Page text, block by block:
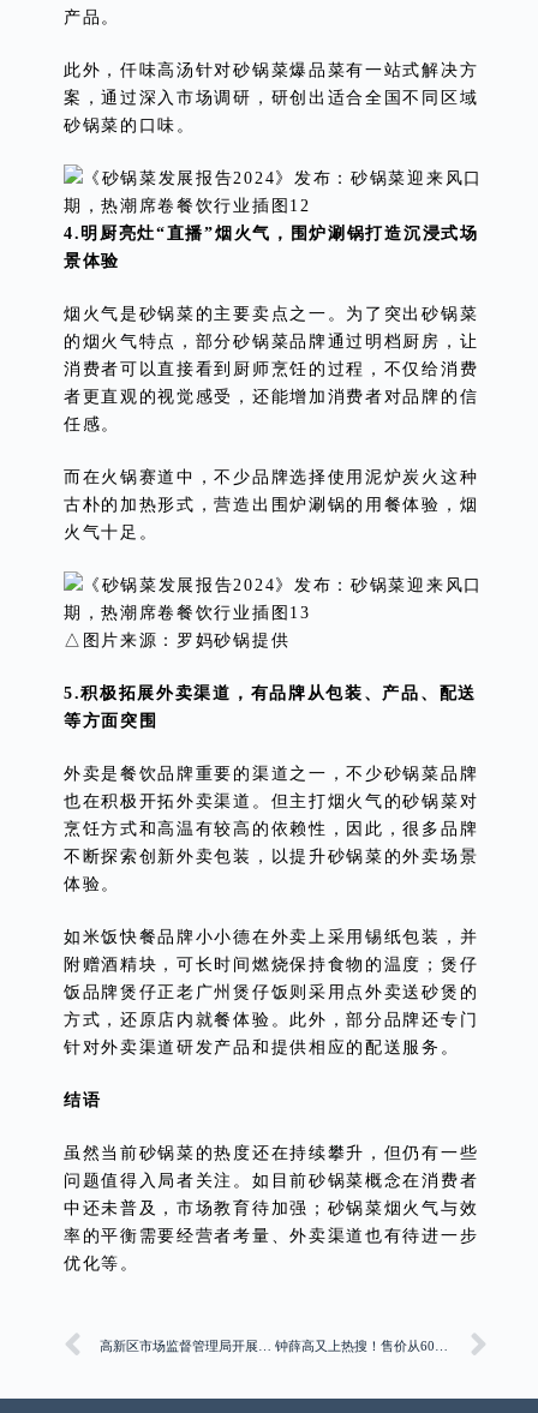
产品。
此外，仟味高汤针对砂锅菜爆品菜有一站式解决方
案，通过深入市场调研，研创出适合全国不同区域
砂锅菜的口味。
4.明厨亮灶“直播”烟火气，围炉涮锅打造沉浸式场
景体验
烟火气是砂锅菜的主要卖点之一。为了突出砂锅菜
的烟火气特点，部分砂锅菜品牌通过明档厨房，让
消费者可以直接看到厨师烹饪的过程，不仅给消费
者更直观的视觉感受，还能增加消费者对品牌的信
任感。
而在火锅赛道中，不少品牌选择使用泥炉炭火这种
古朴的加热形式，营造出围炉涮锅的用餐体验，烟
火气十足。
△图片来源：罗妈砂锅提供
5.积极拓展外卖渠道，有品牌从包装、产品、配送
等方面突围
外卖是餐饮品牌重要的渠道之一，不少砂锅菜品牌
也在积极开拓外卖渠道。但主打烟火气的砂锅菜对
烹饪方式和高温有较高的依赖性，因此，很多品牌
不断探索创新外卖包装，以提升砂锅菜的外卖场景
体验。
如米饭快餐品牌小小德在外卖上采用锡纸包装，并
附赠酒精块，可长时间燃烧保持食物的温度；煲仔
饭品牌煲仔正老广州煲仔饭则采用点外卖送砂煲的
方式，还原店内就餐体验。此外，部分品牌还专门
针对外卖渠道研发产品和提供相应的配送服务。
结语
虽然当前砂锅菜的热度还在持续攀升，但仍有一些
问题值得入局者关注。如目前砂锅菜概念在消费者
中还未普及，市场教育待加强；砂锅菜烟火气与效
率的平衡需要经营者考量、外卖渠道也有待进一步
优化等。